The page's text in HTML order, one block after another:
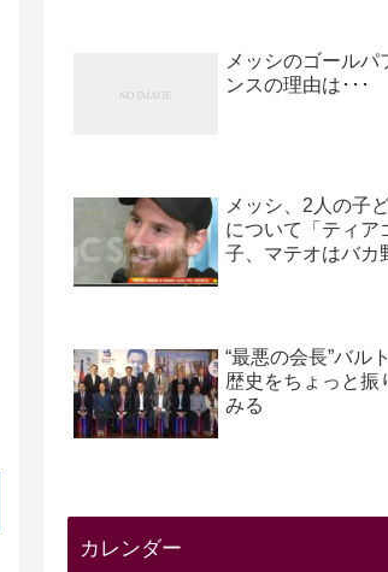
メッシのゴールパ
ンスの理由は･･･
メッシ、2人の子
について「ティア
子、マテオはバカ
“最悪の会長”バル
歴史をちょっと振
みる
カレンダー